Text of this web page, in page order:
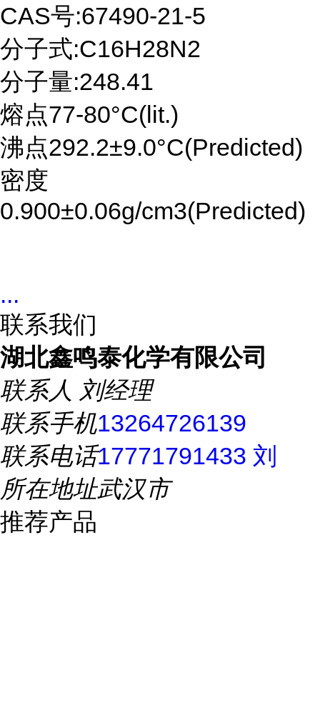
CAS号:67490-21-5
分子式:C16H28N2
分子量:248.41
熔点77-80°C(lit.)
沸点292.2±9.0°C(Predicted)
密度
0.900±0.06g/cm3(Predicted)
...
联系我们
湖北鑫鸣泰化学有限公司
联系人 刘经理
联系手机13264726139
联系电话17771791433 刘
所在地址武汉市
推荐产品